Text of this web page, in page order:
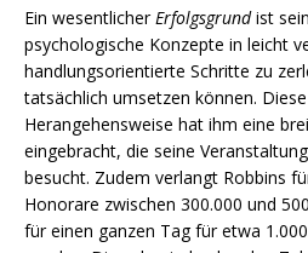
Ein wesentlicher Erfolgsgrundist
psychologische Konzepte in leicht
handlungsorientierte Schritte zu
tatsächlich umsetzen können.
Herangehensweise hat ihm eine
eingebracht, die seine
besucht. Zudem verlangt Robbins
Honorare zwischen 300.000 und
für einen ganzen Tag für etwa